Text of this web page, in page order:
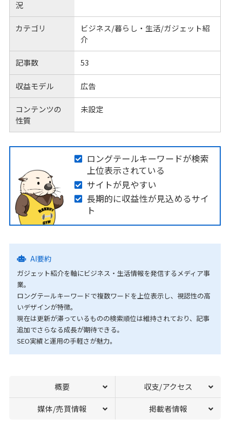
況
カテゴリ
ビジネス/暮らし・生活/ガジェット紹
介
記事数 53
収益モデル 広告
コンテンツの
性質
未設定
ロングテールキーワードが検索
上位表示されている
サイトが見やすい
長期的に収益性が見込めるサイ
ト
AI要約
ガジェット紹介を軸にビジネス・生活情報を発信するメディア事
業。
ロングテールキーワードで複数ワードを上位表示し、視認性の高
いデザインが特徴。
現在は更新が滞っているものの検索順位は維持されており、記事
追加でさらなる成長が期待できる。
SEO実績と運用の手軽さが魅力。
概要 収支/アクセス
媒体/売買情報 掲載者情報